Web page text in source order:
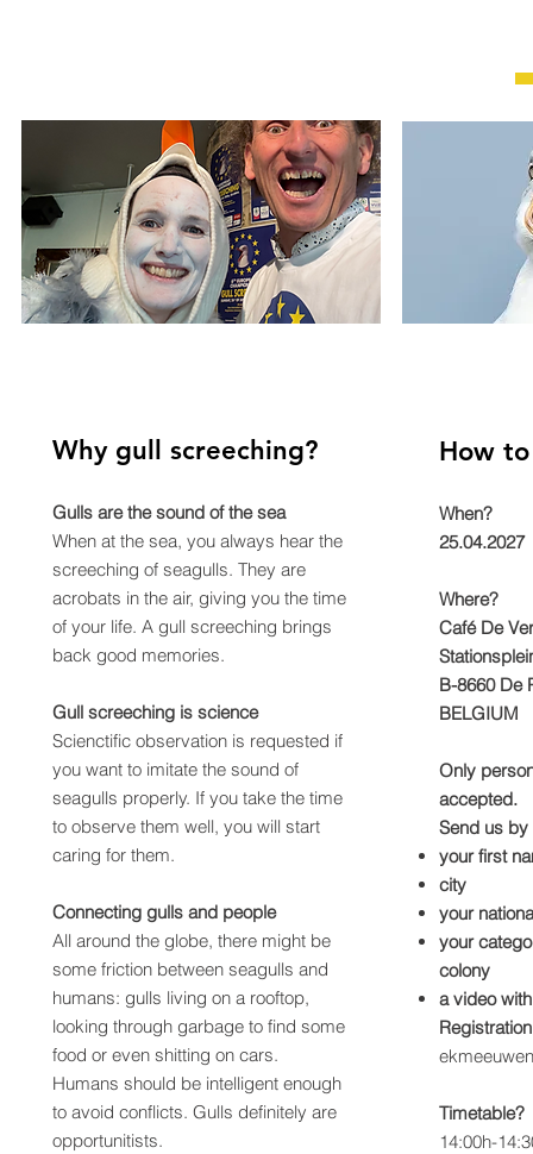
Why gull screeching?
Gulls are the sound of the sea
When at the sea, you always hear the
screeching of seagulls. They are
acrobats in the air, giving you the time
of your life. A gull screeching brings
back good memories.
Gull screeching is science
Scienctific observation is requested if
you want to imitate the sound of
seagulls properly. If you take the time
to observe them well, you will start
caring for them.
Connecting gulls and people
All around the globe, there might be
some friction between seagulls and
humans: gulls living on a rooftop,
looking through garbage to find some
food or even shitting on cars.
Humans should be intelligent enough
to avoid conflicts. Gulls definitely are
opportunitists.
How
When?
25.04.2027
Where?
Café De
B-8660 De
BELGIUM
Only
accepted.
Send us by
your first
city
your
your
colony
a video
Timetable?
14:00h-